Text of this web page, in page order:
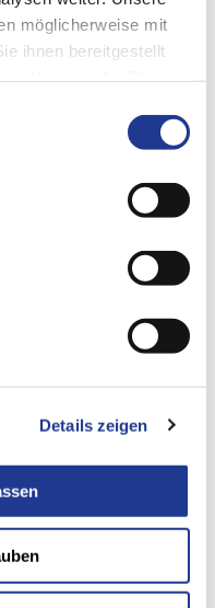
möglicherweise mit
ihnen bereitgestellt
Details zeigen
bei dem
feingehont oder poliert
Bearbeitungseinheiten
jeweiligen